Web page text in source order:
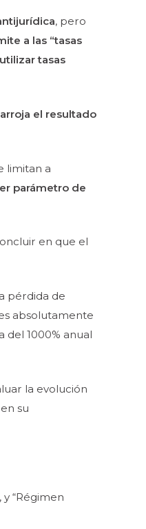
, pero
a las “tasas
tasas
el resultado
limitan a
parámetro de
en que el
pérdida de
absolutamente
del 1000% anual
la evolución
su
“Régimen